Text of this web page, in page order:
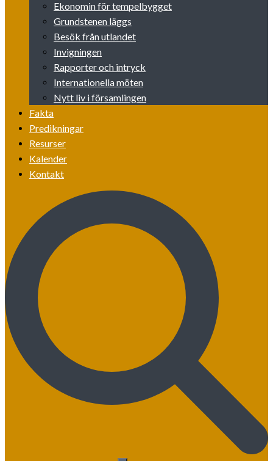
Ekonomin för tempelbygget
Grundstenen läggs
Besök från utlandet
Invigningen
Rapporter och intryck
Internationella möten
Nytt liv i församlingen
Fakta
Predikningar
Resurser
Kalender
Kontakt